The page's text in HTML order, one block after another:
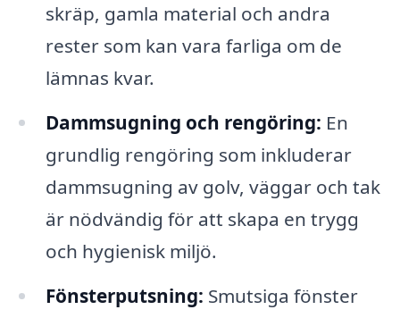
skräp, gamla material och andra
rester som kan vara farliga om de
lämnas kvar.
Dammsugning och rengöring: En
grundlig rengöring som inkluderar
dammsugning av golv, väggar och tak
är nödvändig för att skapa en trygg
och hygienisk miljö.
Fönsterputsning: Smutsiga fönster